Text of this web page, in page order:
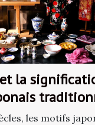
la
les motifs